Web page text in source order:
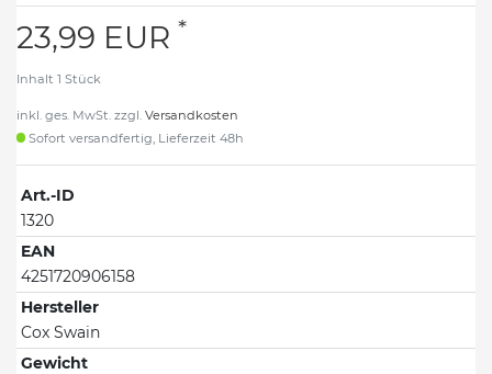
23,99 EUR *
Inhalt 1 Stück
inkl. ges. MwSt. zzgl. Versandkosten
Sofort versandfertig, Lieferzeit 48h
Art.-ID
1320
EAN
4251720906158
Hersteller
Cox Swain
Gewicht